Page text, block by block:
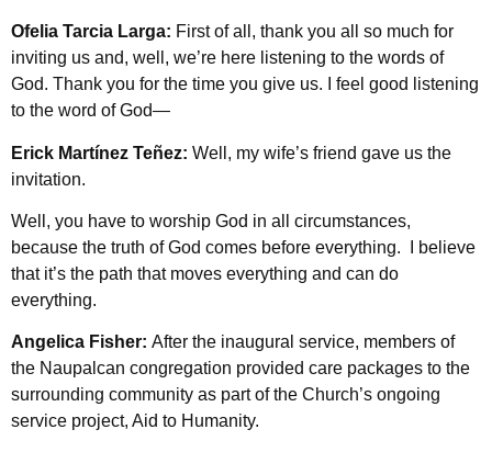
Ofelia Tarcia Larga: First of all, thank you all so much for
inviting us and, well, we’re here listening to the words of
God. Thank you for the time you give us. I feel good listening
to the word of God—
Erick Martínez Teñez: Well, my wife’s friend gave us the
invitation.
Well, you have to worship God in all circumstances,
because the truth of God comes before everything. I believe
that it’s the path that moves everything and can do
everything.
Angelica Fisher: After the inaugural service, members of
the Naupalcan congregation provided care packages to the
surrounding community as part of the Church’s ongoing
service project, Aid to Humanity.